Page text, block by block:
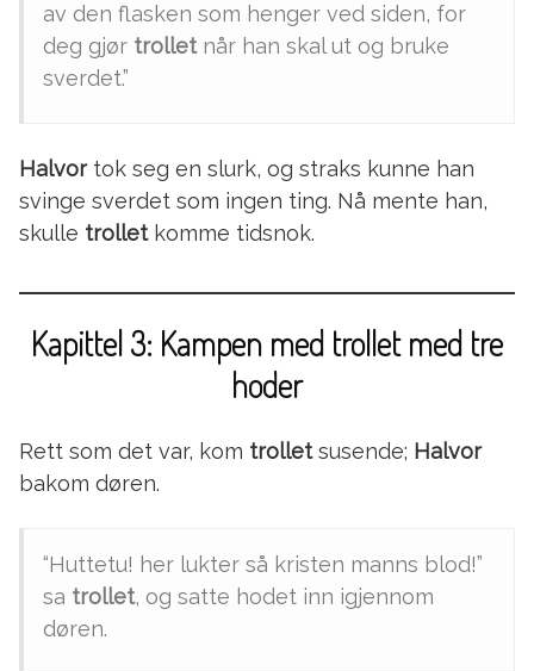
av den flasken som henger ved siden, for
deg gjør trolletnår han skal ut og bruke
sverdet.”
Halvortok seg en slurk, og straks kunne han
svinge sverdet som ingen ting. Nå mente han,
skulle trolletkomme tidsnok.
Kapittel 3: Kampen med trollet med tre
hoder
Rett som det var, kom trolletsusende; Halvor
bakom døren.
“Huttetu! her lukter så kristen manns blod!”
sa trollet, og satte hodet inn igjennom
døren.